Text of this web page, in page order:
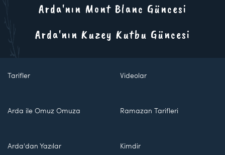
Arda'nın Mont Blanc Güncesi
Arda'nın Kuzey Kutbu Güncesi
Tarifler Videolar
Arda ile Omuz Omuza Ramazan Tarifleri
Arda'dan Yazılar Kimdir